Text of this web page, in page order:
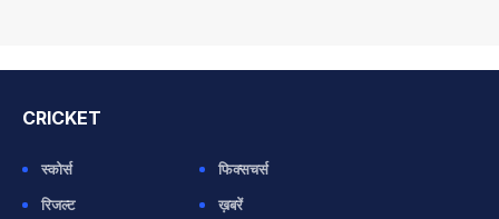
CRICKET
स्कोर्स
फिक्सचर्स
रिजल्ट
ख़बरें